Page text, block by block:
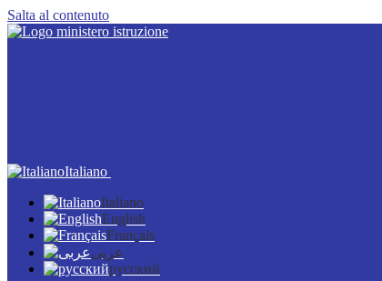
Salta al contenuto
Italiano
Italiano
English
Français
عربى
русский